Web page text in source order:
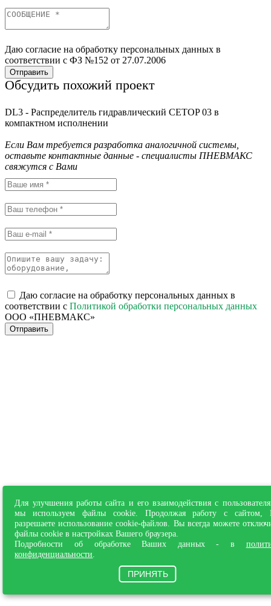
Для улучшения работы сайта и его взаимодействия с
мы используем файлы cookie. Продолжая работу с сайтом,
разрешаете использование cookie-файлов. Вы всегда можете
файлы cookie в настройках Вашего браузера.
Подробности об обработке Ваших данных - в
конфиденциальности
ПРИНЯТЬ
Даю согласие на обработку персональных данных в
соответствии с ФЗ №152 от 27.07.2006
Отправить
Обсудить похожий проект
DL3 - Распределитель гидравлический CETOP 03 в
компактном исполнении
Если Вам требуется разработка аналогичной системы,
оставьте контактные данные - специалисты ПНЕВМАКС
свяжутся с Вами
Даю согласие на обработку персональных данных в
соответствии с Политикой обработки персональных данных
ООО «ПНЕВМАКС»
Отправить